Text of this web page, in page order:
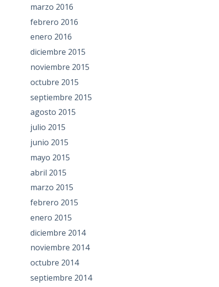
marzo 2016
febrero 2016
enero 2016
diciembre 2015
noviembre 2015
octubre 2015
septiembre 2015
agosto 2015
julio 2015
junio 2015
mayo 2015
abril 2015
marzo 2015
febrero 2015
enero 2015
diciembre 2014
noviembre 2014
octubre 2014
septiembre 2014